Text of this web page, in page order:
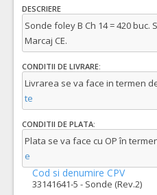
DESCRIERE
Sonde foley B Ch 14 = 420 buc.
Marcaj CE.
CONDITII DE LIVRARE:
Livrarea se va face in termen
te
CONDITII DE PLATA:
Plata se va face cu OP în
e
Cod si denumire CPV
33141641-5 - Sonde (Rev.2)